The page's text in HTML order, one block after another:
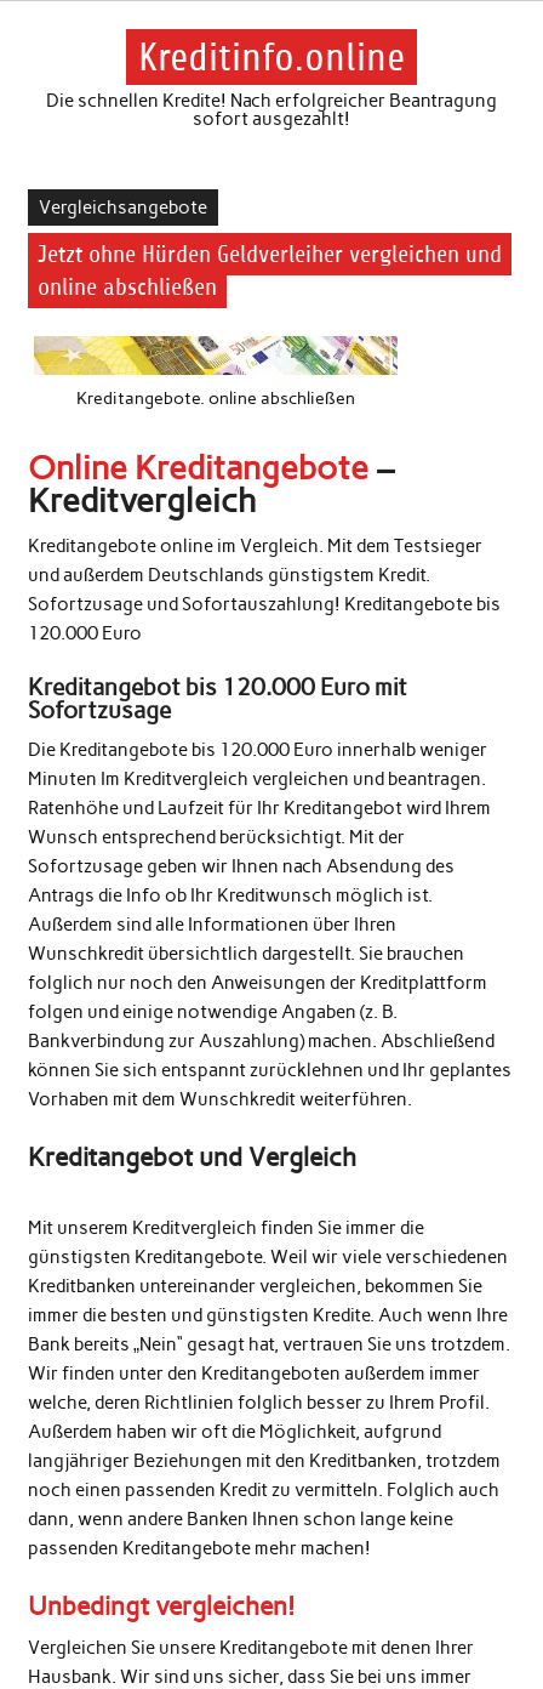
Skip
Kreditinfo.online
Die schnellen Kredite! Nach erfolgreicher Beantragung
sofort ausgezahlt!
Vergleichsangebote
Jetzt ohne Hürden Geldverleiher vergleichen und
online abschließen
Kreditangebote. online abschließen
Online Kreditangebote–
Kreditvergleich
Kreditangebote online im Vergleich. Mit dem Testsieger
und außerdem Deutschlands günstigstem Kredit.
Sofortzusage und Sofortauszahlung! Kreditangebote bis
120.000 Euro
Kreditangebot bis 120.000 Euro mit
Sofortzusage
Die Kreditangebote bis 120.000 Euro innerhalb weniger
Minuten Im Kreditvergleich vergleichen und beantragen.
Ratenhöhe und Laufzeit für Ihr Kreditangebot wird Ihrem
Wunsch entsprechend berücksichtigt. Mit der
Sofortzusage geben wir Ihnen nach Absendung des
Antrags die Info ob Ihr Kreditwunsch möglich ist.
Außerdem sind alle Informationen über Ihren
Wunschkredit übersichtlich dargestellt. Sie brauchen
folglich nur noch den Anweisungen der Kreditplattform
folgen und einige notwendige Angaben (z. B.
Bankverbindung zur Auszahlung) machen. Abschließend
können Sie sich entspannt zurücklehnen und Ihr geplantes
Vorhaben mit dem Wunschkredit weiterführen.
Kreditangebot und Vergleich
Mit unserem Kreditvergleich finden Sie immer die
günstigsten Kreditangebote. Weil wir viele verschiedenen
Kreditbanken untereinander vergleichen, bekommen Sie
immer die besten und günstigsten Kredite. Auch wenn Ihre
Bank bereits „Nein“ gesagt hat, vertrauen Sie uns trotzdem.
Wir finden unter den Kreditangeboten außerdem immer
welche, deren Richtlinien folglich besser zu Ihrem Profil.
Außerdem haben wir oft die Möglichkeit, aufgrund
langjähriger Beziehungen mit den Kreditbanken, trotzdem
noch einen passenden Kredit zu vermitteln. Folglich auch
dann, wenn andere Banken Ihnen schon lange keine
passenden Kreditangebote mehr machen!
Unbedingt vergleichen!
Vergleichen Sie unsere Kreditangebote mit denen Ihrer
Hausbank. Wir sind uns sicher, dass Sie bei uns immer